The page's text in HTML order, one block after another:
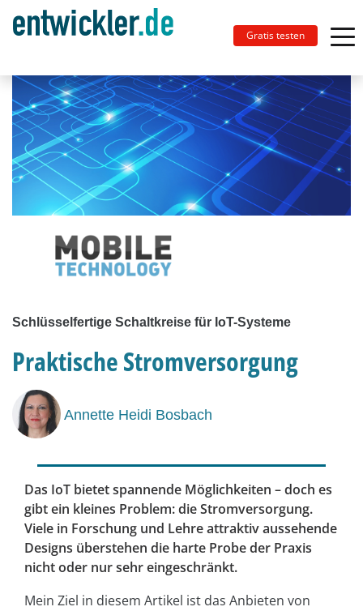
Gratis testen
Schlüsselfertige Schaltkreise für IoT-Systeme
Praktische Stromversorgung
Annette Heidi Bosbach
Das IoT bietet spannende Möglichkeiten – doch es
gibt ein kleines Problem: die Stromversorgung.
Viele in Forschung und Lehre attraktiv aussehende
Designs überstehen die harte Probe der Praxis
nicht oder nur sehr eingeschränkt.
Mein Ziel in diesem Artikel ist das Anbieten von